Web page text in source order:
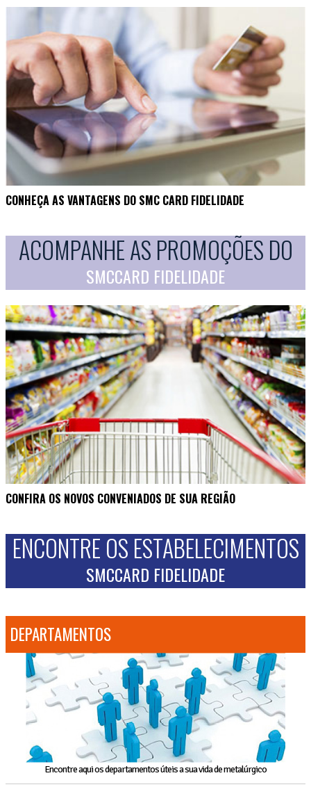
CONHEÇA AS VANTAGENS DO SMC CARD FIDELIDADE
ACOMPANHE AS PROMOÇÕES DO
SMCCARD FIDELIDADE
CONFIRA OS NOVOS CONVENIADOS DE SUA REGIÃO
ENCONTRE OS ESTABELECIMENTOS
SMCCARD FIDELIDADE
DEPARTAMENTOS
Encontre aqui os departamentos úteis a sua vida de metalúrgico